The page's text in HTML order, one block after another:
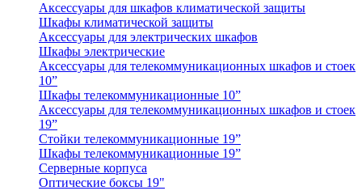
Аксессуары для шкафов климатической защиты
Шкафы климатической защиты
Аксессуары для электрических шкафов
Шкафы электрические
Аксессуары для телекоммуникационных шкафов и стоек
10”
Шкафы телекоммуникационные 10”
Аксессуары для телекоммуникационных шкафов и стоек
19”
Стойки телекоммуникационные 19”
Шкафы телекоммуникационные 19”
Серверные корпуса
Оптические боксы 19"